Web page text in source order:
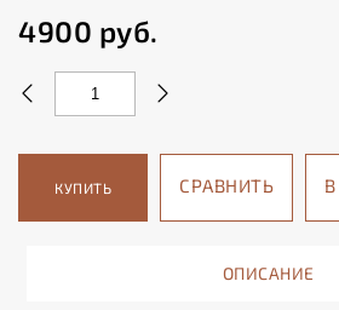
4900 руб.
КУПИТЬ СРАВНИТЬ
ОПИСАНИЕ